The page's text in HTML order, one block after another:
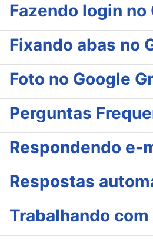
Fazendo login no
Fixando abas no
Foto no Google
Perguntas
Respondendo e-
Respostas
Trabalhando